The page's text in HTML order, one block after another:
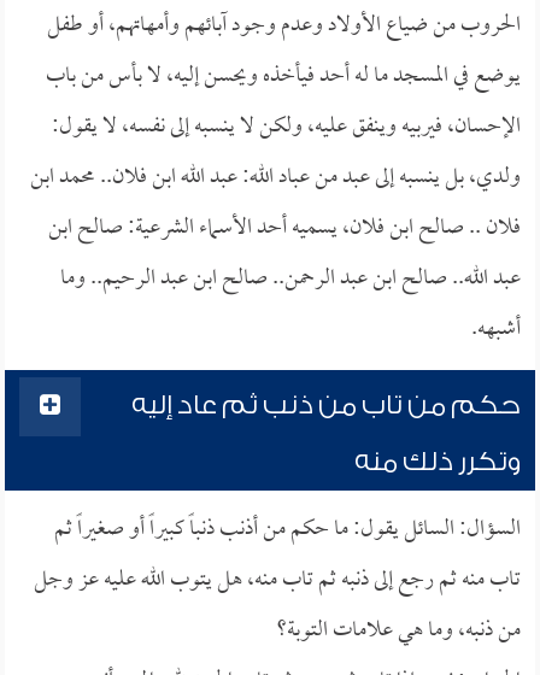
الحروب من ضياع الأولاد وعدم وجود آبائهم وأمهاتهم، أو طفل
يوضع في المسجد ما له أحد فيأخذه ويحسن إليه، لا بأس من باب
الإحسان، فيربيه وينفق عليه، ولكن لا ينسبه إلى نفسه، لا يقول:
ولدي، بل ينسبه إلى عبد من عباد الله: عبد الله ابن فلان.. محمد ابن
فلان .. صالح ابن فلان، يسميه أحد الأسماء الشرعية: صالح ابن
عبد الله.. صالح ابن عبد الرحمن.. صالح ابن عبد الرحيم.. وما
أشبهه.
حكم من تاب من ذنب ثم عاد إليه
وتكرر ذلك منه
السؤال: السائل يقول: ما حكم من أذنب ذنباً كبيراً أو صغيراً ثم
تاب منه ثم رجع إلى ذنبه ثم تاب منه، هل يتوب الله عليه عز وجل
من ذنبه، وما هي علامات التوبة؟